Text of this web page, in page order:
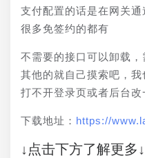
支付配置的话是在网关通
很多免签约的都有
不需要的接口可以卸载
其他的就自己摸索吧，
打不开登录页或者后台
下载地址： https://
↓点击下方了解更多↓